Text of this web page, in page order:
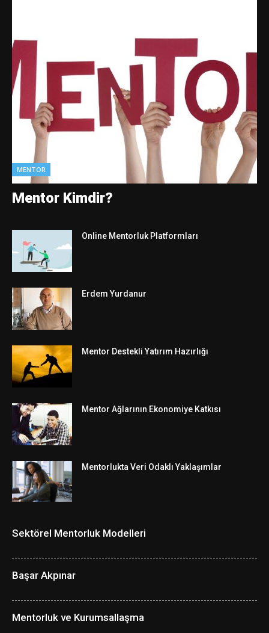
MENTOR
Mentor Kimdir?
Online Mentorluk Platformları
Erdem Yurdanur
Mentor Destekli Yatırım Hazırlığı
Mentor Ağlarının Ekonomiye Katkısı
Mentorlukta Veri Odaklı Yaklaşımlar
Sektörel Mentorluk Modelleri
Başar Akpınar
Mentorluk ve Kurumsallaşma